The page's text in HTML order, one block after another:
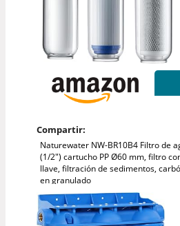
Compartir:
Naturewater NW-BR10B4 Filtro de
(1/2") cartucho PP Ø60 mm, filtro
llave, filtración de sedimentos,
en granulado